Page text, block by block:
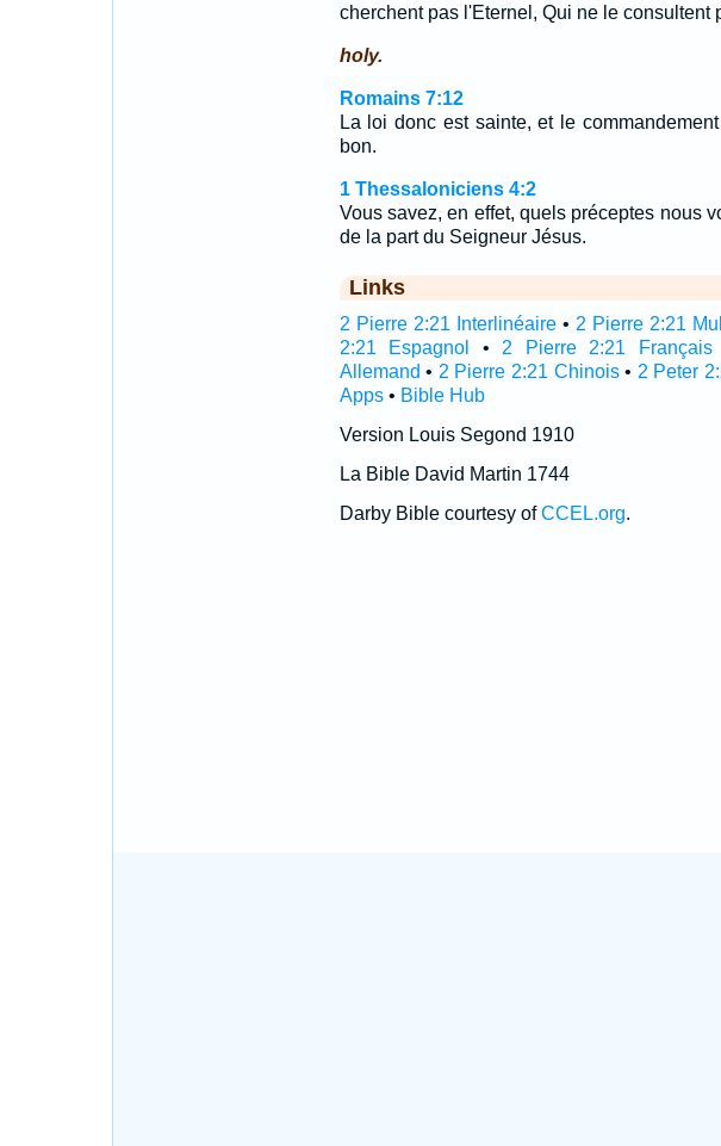
cherchent pas l'Eternel, Qui ne le consultent
holy.
Romains 7:12
La loi donc est sainte, et le
bon.
1 Thessaloniciens 4:2
Vous savez, en effet, quels préceptes nous
de la part du Seigneur Jésus.
Links
2 Pierre 2:21 Interlinéaire• 2 Pierre 2:21
2:21 Espagnol
• 2 Pierre 2:21 Français
Allemand • 2 Pierre 2:21 Chinois• 2 Peter
Apps• Bible Hub
Version Louis Segond 1910
La Bible David Martin 1744
Darby Bible courtesy ofCCEL.org.